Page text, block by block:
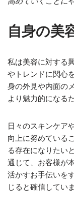
自身の美
私は美容に対する
やトレンドに関心
身の外見や内面の
より魅力的になる
日々のスキンケア
向上に努めている
る存在になりたい
通じて、お客様が
活かすお手伝いを
じると確信していま